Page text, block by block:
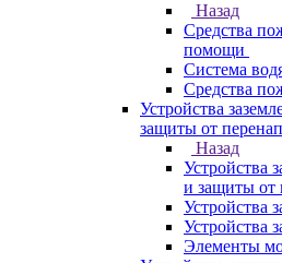
Назад
Средства
помощи
Система
Средства
Устройства
защиты от
Назад
Устройства
и защиты от
Устройства
Устройства
Элементы